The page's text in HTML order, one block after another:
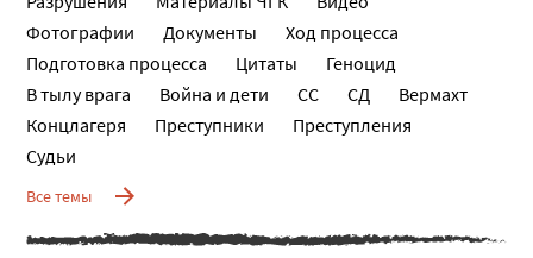
Фотографии
Документы
Ход процесса
Подготовка процесса
Цитаты
Геноцид
В тылу врага
Война и дети СС СД
Вермахт
Концлагеря
Преступники
Преступления
Судьи
Все темы